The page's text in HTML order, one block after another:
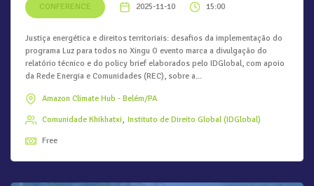
CONFERENCE 2025-11-10 15:00
Justiça energética e direitos territoriais: desafios da implementação do
programa Luz para todos no Xingu O evento marca a divulgação do
relatório técnico e do policy brief elaborados pelo IDGlobal, com apoio
da Rede Energia e Comunidades (REC), sobre a...
Amazon Climate Hub - Belém/PA
Comunidade Khikhatxi Instituto de Direito Global (IDGlobal)
Free